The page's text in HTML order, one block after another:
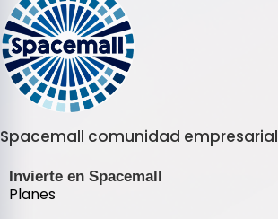
Spacemall comunidad empresarial
Invierte en Spacemall
Planes